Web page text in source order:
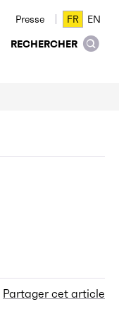
Presse FR
FR EN
EN
RECHERCHER
Partager cet article